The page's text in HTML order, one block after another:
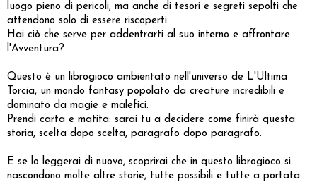
luogo pieno di pericoli, ma anche di tesori e segreti sepolti che
attendono solo di essere riscoperti.
Hai ciò che serve per addentrarti al suo interno e affrontare
l'Avventura?
Questo è un librogioco ambientato nell'universo de L'Ultima
Torcia, un mondo fantasy popolato da creature incredibili e
dominato da magie e malefici.
Prendi carta e matita: sarai tu a decidere come finirà questa
storia, scelta dopo scelta, paragrafo dopo paragrafo.
E se lo leggerai di nuovo, scoprirai che in questo librogioco si
nascondono molte altre storie, tutte possibili e tutte a portata